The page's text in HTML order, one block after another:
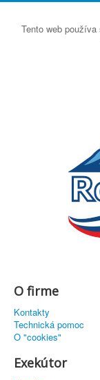
Tento web
O firme
Kontakty
Technická pomoc
O "cookies"
Exekútor